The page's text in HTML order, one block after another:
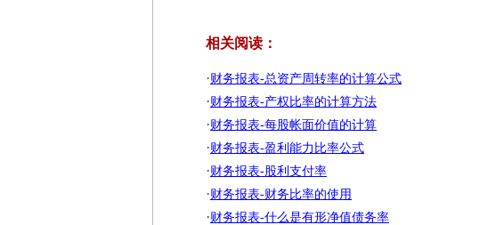
相关阅读：
·财务报表-总资产周转率的计算公式
·财务报表-产权比率的计算方法
·财务报表-每股帐面价值的计算
·财务报表-盈利能力比率公式
·财务报表-股利支付率
·财务报表-财务比率的使用
·财务报表-什么是有形净值债务率